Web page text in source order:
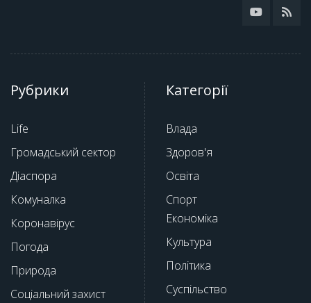
Рубрики
Life
Громадський сектор
Діаспора
Комуналка
Коронавірус
Погода
Природа
Соціальний захист
Категорії
Влада
Здоров'я
Освіта
Спорт
Економіка
Культура
Політика
Суспільство